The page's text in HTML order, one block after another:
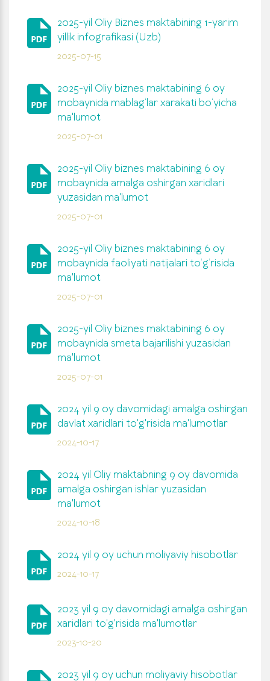
2025-yil Oliy Biznes maktabining 1-yarim
yillik infografikasi (Uzb)
2025-07-15
2025-yil Oliy biznes maktabining 6 oy
mobaynida mablag‘lar xarakati bo‘yicha
ma'lumot
2025-07-01
2025-yil Oliy biznes maktabining 6 oy
mobaynida amalga oshirgan xaridlari
yuzasidan ma'lumot
2025-07-01
2025-yil Oliy biznes maktabining 6 oy
mobaynida faoliyati natijalari to‘g‘risida
ma'lumot
2025-07-01
2025-yil Oliy biznes maktabining 6 oy
mobaynida smeta bajarilishi yuzasidan
ma'lumot
2025-07-01
2024 yil 9 oy davomidagi amalga oshirgan
davlat xaridlari to'g'risida ma'lumotlar
2024-10-17
2024 yil Oliy maktabning 9 oy davomida
amalga oshirgan ishlar yuzasidan
ma'lumot
2024-10-18
2024 yil 9 oy uchun moliyaviy hisobotlar
2024-10-17
2023 yil 9 oy davomidagi amalga oshirgan
xaridlari to'g'risida ma'lumotlar
2023-10-20
2023 yil 9 oy uchun moliyaviy hisobotlar